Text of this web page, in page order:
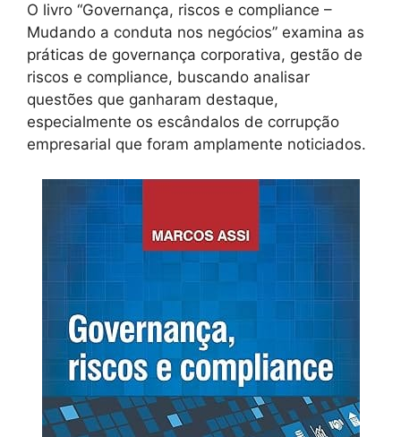
O livro “Governança, riscos e compliance –
Mudando a conduta nos negócios” examina as
práticas de governança corporativa, gestão de
riscos e compliance, buscando analisar
questões que ganharam destaque,
especialmente os escândalos de corrupção
empresarial que foram amplamente noticiados.